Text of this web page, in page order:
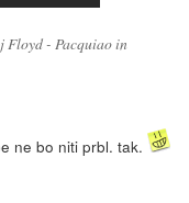
Floyd - Pacquiao in
ne bo niti prbl. tak.